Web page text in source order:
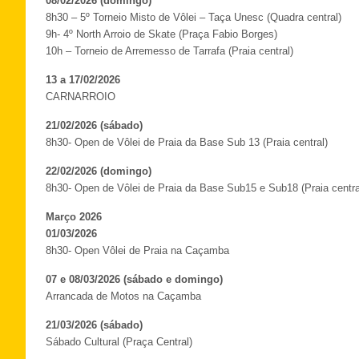
8h30 – 5º Torneio Misto de Vôlei – Taça Unesc (Quadra central)
9h- 4º North Arroio de Skate (Praça Fabio Borges)
10h – Torneio de Arremesso de Tarrafa (Praia central)
13 a 17/02/2026
CARNARROIO
21/02/2026 (sábado)
8h30- Open de Vôlei de Praia da Base Sub 13 (Praia central)
22/02/2026 (domingo)
8h30- Open de Vôlei de Praia da Base Sub15 e Sub18 (Praia
Março 2026
01/03/2026
8h30- Open Vôlei de Praia na Caçamba
07 e 08/03/2026 (sábado e domingo)
Arrancada de Motos na Caçamba
21/03/2026 (sábado)
Sábado Cultural (Praça Central)